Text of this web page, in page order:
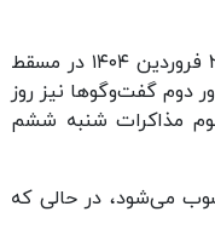
دور اول مذاکرات غیرمستقیم ایران و آمریکا به میزبانی عمان، روز شنبه ۲۳ فروردین ۱۴۰۴ در مسقط
گفت‌وگوها نیز روز
سوم مذاکرات شنبه ششم
می‌شود، در حالی که